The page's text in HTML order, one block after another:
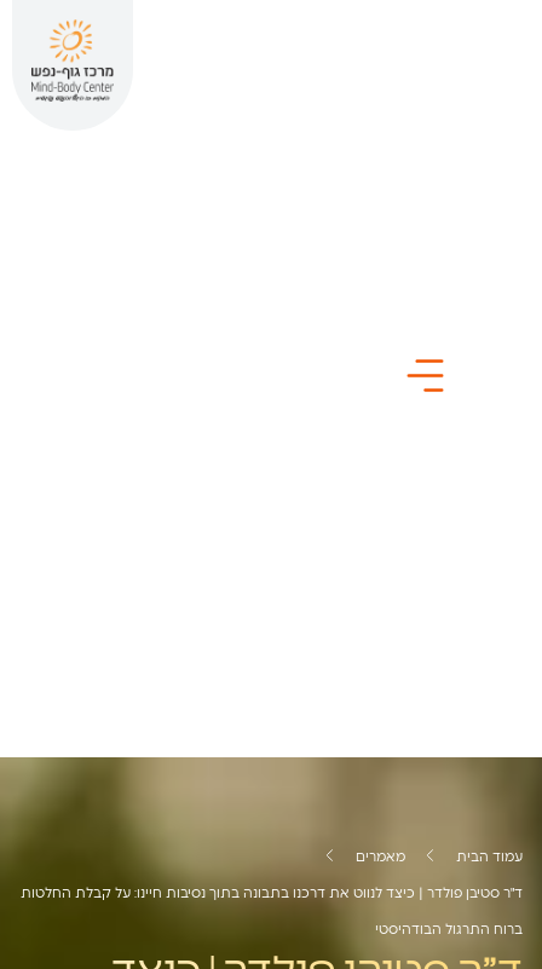
עמוד הבית מאמרים
ד"ר סטיבן פולדר | כיצד לנווט את דרכנו בתבונה בתוך נסיבות חיינו: על קבלת החלטות
ברוח התרגול הבודהיסטי